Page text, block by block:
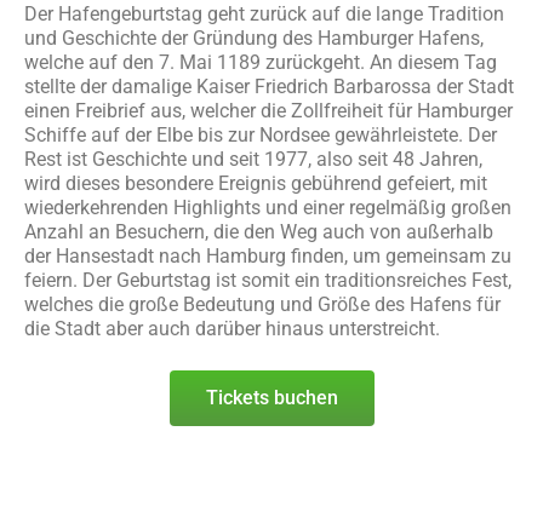
Der Hafengeburtstag geht zurück auf die lange Tradition
und Geschichte der Gründung des Hamburger Hafens,
welche auf den 7. Mai 1189 zurückgeht. An diesem Tag
stellte der damalige Kaiser Friedrich Barbarossa der Stadt
einen Freibrief aus, welcher die Zollfreiheit für Hamburger
Schiffe auf der Elbe bis zur Nordsee gewährleistete. Der
Rest ist Geschichte und seit 1977, also seit 48 Jahren,
wird dieses besondere Ereignis gebührend gefeiert, mit
wiederkehrenden Highlights und einer regelmäßig großen
Anzahl an Besuchern, die den Weg auch von außerhalb
der Hansestadt nach Hamburg finden, um gemeinsam zu
feiern. Der Geburtstag ist somit ein traditionsreiches Fest,
welches die große Bedeutung und Größe des Hafens für
die Stadt aber auch darüber hinaus unterstreicht.
Tickets buchen